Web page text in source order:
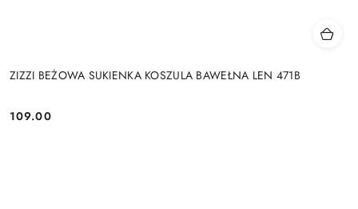
ZIZZI BEŻOWA SUKIENKA KOSZULA BAWEŁNA LEN 471B
Cena:
109.00